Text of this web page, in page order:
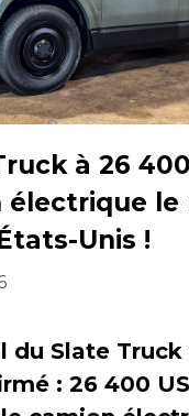
à 26
électrique le
Unis !
du Slate
: 26 400